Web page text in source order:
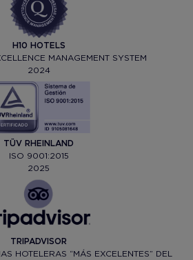
H10 HOTELS
MANAGEMENT SYSTEM
2024
TÜV RHEINLAND
ISO 9001:2015
2025
TRIPADVISOR
HOTELERAS “MÁS EXCELENTES” DEL